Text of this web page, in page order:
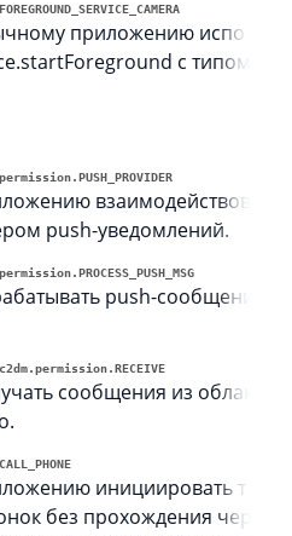
приложению испо
с типом
взаимодействов
push-уведомлений.
push-сообщени
сообщения из облак
инициировать т
без прохождения чер